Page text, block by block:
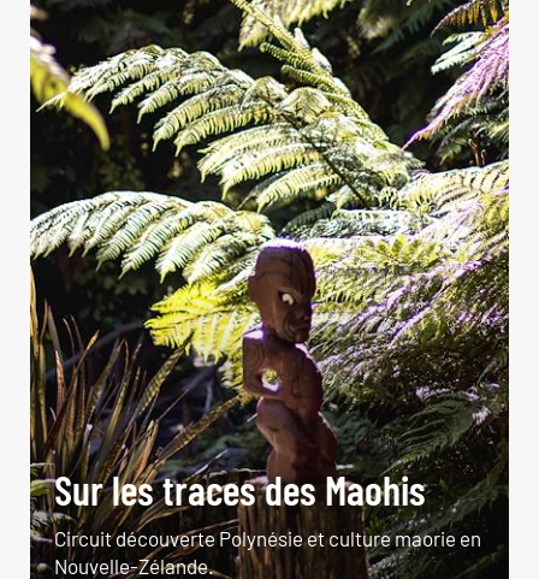
Sur les traces des Maohis
Circuit découverte Polynésie et culture maorie en
Nouvelle-Zélande.